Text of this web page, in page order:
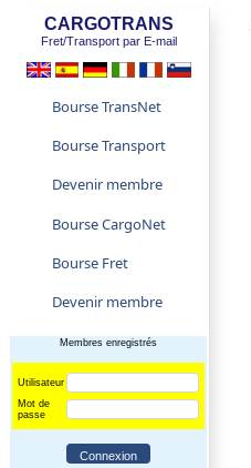
CARGOTRANS
Fret/Transport par E-mail
Bourse TransNet
Bourse Transport
Devenir membre
Bourse CargoNet
Bourse Fret
Devenir membre
Membres enregistrés
Utilisateur
Mot de
passe